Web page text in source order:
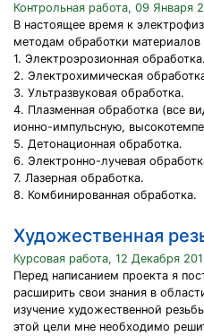
Контрольная работа, 09 Января
В настоящее время к
методам обработки материалов
1. Электроэрозионная обработка.
2. Электрохимическая
3. Ультразвуковая обработка.
4. Плазменная обработка (все
ионно-импульсную,
5. Детонационная обработка.
6. Электронно-лучевая
7. Лазерная обработка.
8. Комбинированная обработка.
Художественная
Курсовая работа, 12 Декабря
Перед написанием проекта я
расширить свои знания в
изучение художественной
этой цели мне необходимо